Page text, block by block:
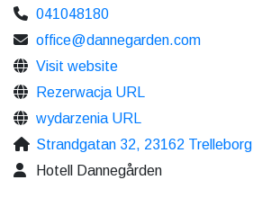
041048180
office@dannegarden.com
Visit website
Rezerwacja URL
wydarzenia URL
Strandgatan 32, 23162 Trelleborg
Hotell Dannegården